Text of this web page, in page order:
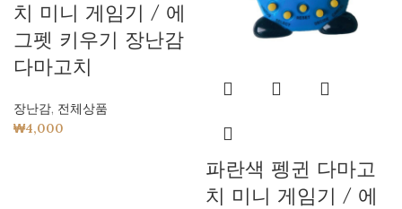
치 미니 게임기 / 에
그펫 키우기 장난감
다마고치
장난감, 전체상품
₩4,000
파란색 펭귄 다마고
치 미니 게임기 / 에